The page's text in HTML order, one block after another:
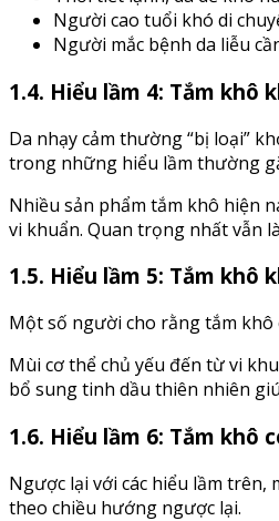
Người cao tuổi khó di
Người mắc bệnh da liễu
1.4. Hiểu lầm 4: Tắm khô
Da nhạy cảm thường “bị loại”
trong những hiểu lầm thường
Nhiều sản phẩm tắm khô hiện
vi khuẩn. Quan trọng nhất vẫn
1.5. Hiểu lầm 5: Tắm khô
Một số người cho rằng tắm khô
Mùi cơ thể chủ yếu đến từ vi
bổ sung tinh dầu thiên nhiên
1.6. Hiểu lầm 6: Tắm
Ngược lại với các hiểu lầm
theo chiều hướng ngược lại.